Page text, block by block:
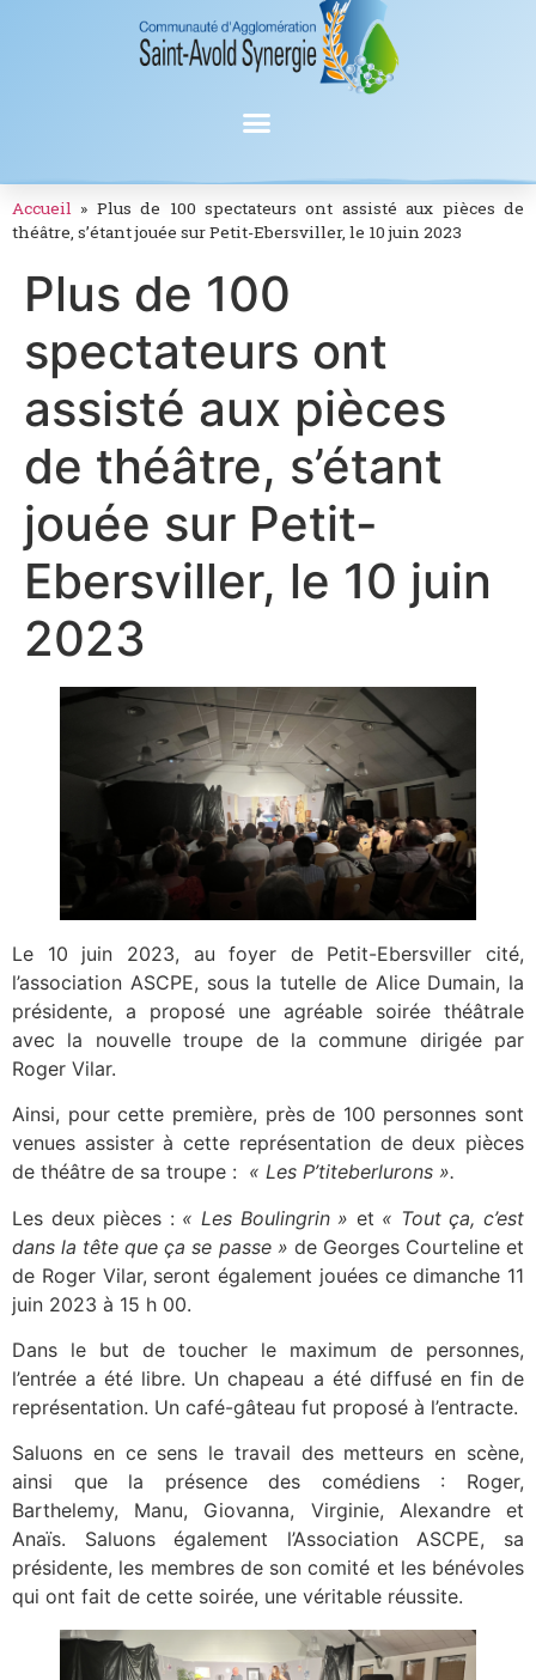
Accueil » Plus de 100 spectateurs ont assisté aux pièces de
théâtre, s’étant jouée sur Petit-Ebersviller, le 10 juin 2023
Plus de 100
spectateurs ont
assisté aux pièces
de théâtre, s’étant
jouée sur Petit-
Ebersviller, le 10 juin
2023
Le 10 juin 2023, au foyer de Petit-Ebersviller cité,
l’association ASCPE, sous la tutelle de Alice Dumain, la
présidente, a proposé une agréable soirée théâtrale
avec la nouvelle troupe de la commune dirigée par
Roger Vilar.
Ainsi, pour cette première, près de 100 personnes sont
venues assister à cette représentation de deux pièces
de théâtre de sa troupe : « Les P’titeberlurons ».
Les deux pièces : « Les Boulingrin » et « Tout ça, c’est
dans la tête que ça se passe » de Georges Courteline et
de Roger Vilar, seront également jouées ce dimanche 11
juin 2023 à 15 h 00.
Dans le but de toucher le maximum de personnes,
l’entrée a été libre. Un chapeau a été diffusé en fin de
représentation. Un café-gâteau fut proposé à l’entracte.
Saluons en ce sens le travail des metteurs en scène,
ainsi que la présence des comédiens : Roger,
Barthelemy, Manu, Giovanna, Virginie, Alexandre et
Anaïs. Saluons également l’Association ASCPE, sa
présidente, les membres de son comité et les bénévoles
qui ont fait de cette soirée, une véritable réussite.